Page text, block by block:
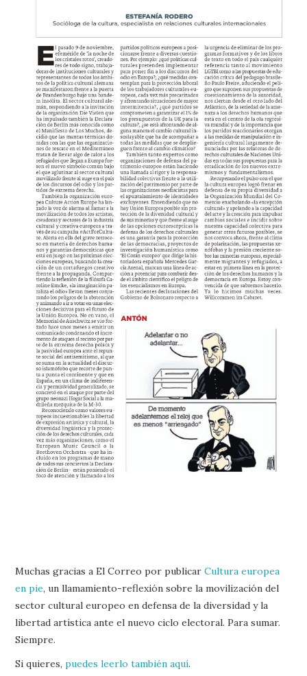
Muchas gracias a El Correo por publicarCultura europea
en pie, un llamamiento-reflexión sobre la movilización del
sector cultural europeo en defensa de la diversidad y la
libertad artística ante el nuevo ciclo electoral. Para sumar.
Siempre.
Si quieres,puedes leerlo también aquí.